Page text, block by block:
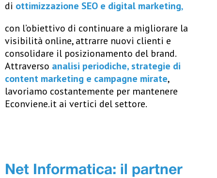
di ottimizzazione SEO e digital marketing,
con l’obiettivo di continuare a migliorare la
visibilità online, attrarre nuovi clienti e
consolidare il posizionamento del brand.
Attraverso analisi periodiche, strategie di
content marketing e campagne mirate,
lavoriamo costantemente per mantenere
Econviene.it ai vertici del settore.
Net Informatica: il partner